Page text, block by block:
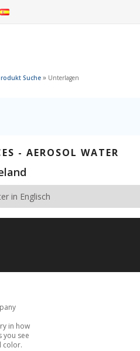
Suche » Unterlagen
- AEROSOL WATER
in Englisch
in how
you see
color.